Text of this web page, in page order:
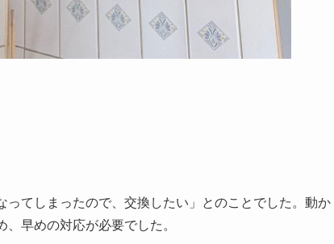
てしまったので、交換したい」とのことでした。動か
早めの対応が必要でした。